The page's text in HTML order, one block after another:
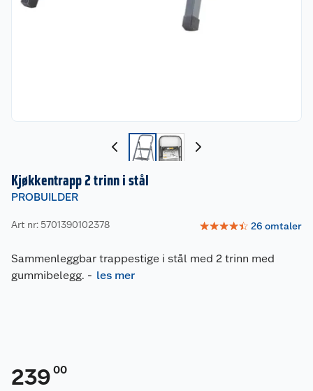
Kjøkkentrapp 2 trinn i stål
PROBUILDER
Art nr: 5701390102378 ☆☆☆☆☆ 26 omtaler
Sammenleggbar trappestige i stål med 2 trinn med
gummibelegg. - les mer
239 00